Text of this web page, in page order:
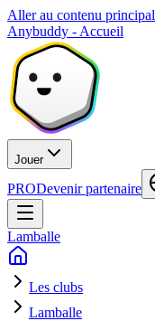
Aller au contenu principal
Anybuddy - Accueil
Jouer
PRODevenir partenaire
Lamballe
Les clubs
Lamballe